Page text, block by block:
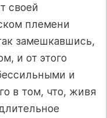
своей
племени
замешкавшись,
и от этого
и
в том, что, живя